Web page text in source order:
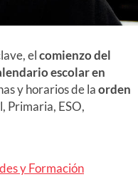
elcomienzo del
escolar en
y horarios de laorden
Primaria, ESO,
y Formación